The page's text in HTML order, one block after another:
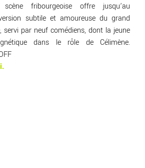
fribourgeoise offre jusqu’au
subtile et amoureuse du grand
servi par neuf comédiens, dont la jeune
dans le rôle de Célimène.